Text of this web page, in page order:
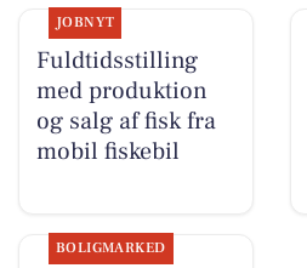
JOBNYT
Fuldtidsstilling
med produktion
og salg af fisk fra
mobil fiskebil
BOLIGMARKED